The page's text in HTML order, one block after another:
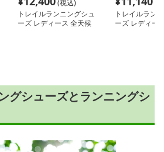
(税込)
トレイルランニングシュ
ーズ レディース 全天候
トレイルラン
ーズ レディー
グシューズとランニングシ